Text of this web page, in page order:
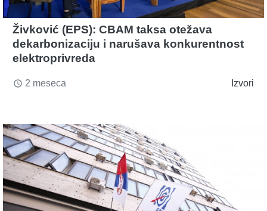
Živković (EPS): CBAM taksa otežava
dekarbonizaciju i narušava konkurentnost
elektroprivreda
access_time 2 meseca Izvori